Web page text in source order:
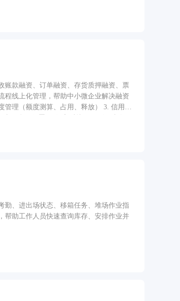
账款融资、订单融资、存货质押融资、票
程线上化管理，帮助中小微企业解决融资
勤、进出场状态、移箱任务、堆场作业指
帮助工作人员快速查询库存、安排作业并